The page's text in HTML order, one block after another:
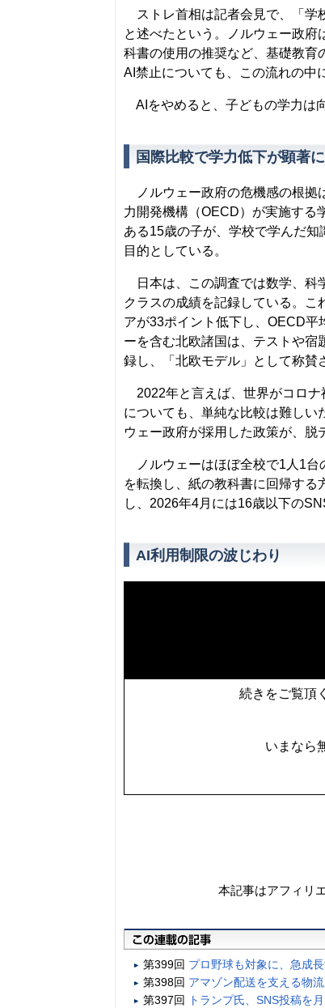
ストレ首相は記者会見で、「学
と述べたという。ノルウェー政
科書の使用の推奨など、基礎教育
AI禁止についても、この流れの中
AIをやめると、子どもの学力は
国際比較で学力低下が顕著に
ノルウェー政府の危機感の根拠
力開発機構（OECD）が実施する
ある15歳の子が、学校で学んだ
目的としている。
日本は、この調査では数学、科
クラスの成績を記録している。こ
アが33ポイント低下し、OECD平
ーを含む北欧諸国は、テストや
録し、「北欧モデル」として称賛
2022年と言えば、世界がコロナ
についても、単純な比較は難し
ウェー政府が採用した政策が、脱
ノルウェーはほぼ全校で1人1台
を転換し、紙の教科書に回帰す
し、2026年4月には16歳以下の
AI利用制限の波じわり
続きをご覧頂
いまなら
本記事はアフィリ
第399回 プロ野球も対象に、急成
第398回 アマゾン配送を支える物
第397回
トランプ氏、SNS投稿を